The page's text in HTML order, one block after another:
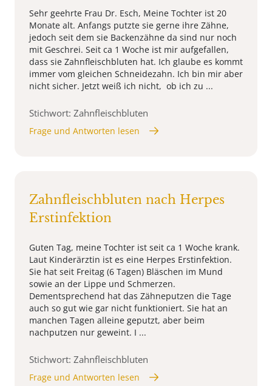
Sehr geehrte Frau Dr. Esch, Meine Tochter ist 20
Monate alt. Anfangs putzte sie gerne ihre Zähne,
jedoch seit dem sie Backenzähne da sind nur noch
mit Geschrei. Seit ca 1 Woche ist mir aufgefallen,
dass sie Zahnfleischbluten hat. Ich glaube es kommt
immer vom gleichen Schneidezahn. Ich bin mir aber
nicht sicher. Jetzt weiß ich nicht, ob ich zu ...
Stichwort: Zahnfleischbluten
Frage und Antworten lesen
Zahnfleischbluten nach Herpes
Erstinfektion
Guten Tag, meine Tochter ist seit ca 1 Woche krank.
Laut Kinderärztin ist es eine Herpes Erstinfektion.
Sie hat seit Freitag (6 Tagen) Bläschen im Mund
sowie an der Lippe und Schmerzen.
Dementsprechend hat das Zähneputzen die Tage
auch so gut wie gar nicht funktioniert. Sie hat an
manchen Tagen alleine geputzt, aber beim
nachputzen nur geweint. I ...
Stichwort: Zahnfleischbluten
Frage und Antworten lesen